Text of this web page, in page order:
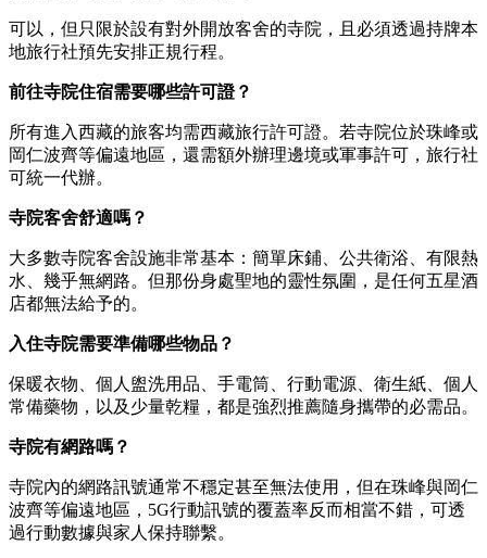
可以，但只限於設有對外開放客舍的寺院，且必須透過持牌本
地旅行社預先安排正規行程。
前往寺院住宿需要哪些許可證？
所有進入西藏的旅客均需西藏旅行許可證。若寺院位於珠峰或
岡仁波齊等偏遠地區，還需額外辦理邊境或軍事許可，旅行社
可統一代辦。
寺院客舍舒適嗎？
大多數寺院客舍設施非常基本：簡單床鋪、公共衛浴、有限熱
水、幾乎無網路。但那份身處聖地的靈性氛圍，是任何五星酒
店都無法給予的。
入住寺院需要準備哪些物品？
保暖衣物、個人盥洗用品、手電筒、行動電源、衛生紙、個人
常備藥物，以及少量乾糧，都是強烈推薦隨身攜帶的必需品。
寺院有網路嗎？
寺院內的網路訊號通常不穩定甚至無法使用，但在珠峰與岡仁
波齊等偏遠地區，5G行動訊號的覆蓋率反而相當不錯，可透
過行動數據與家人保持聯繫。